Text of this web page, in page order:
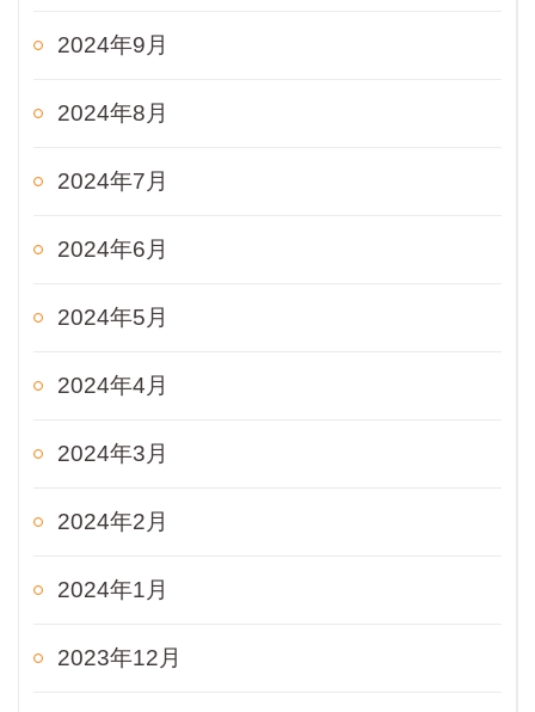
2024年9月
2024年8月
2024年7月
2024年6月
2024年5月
2024年4月
2024年3月
2024年2月
2024年1月
2023年12月